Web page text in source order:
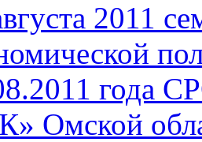
2011
года
Омской